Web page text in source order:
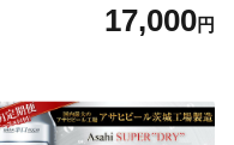
17,000円